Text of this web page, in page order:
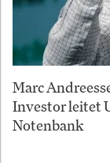
Marc
Investor leitet
Notenbank